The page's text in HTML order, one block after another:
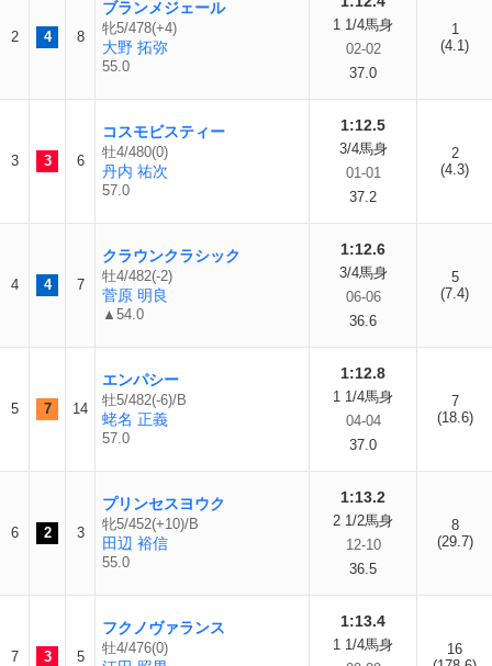
2 4 8
ブランメジェール
牝5/478(+4)
大野 拓弥
55.0
1 1/4馬身
02-02
37.0
1
(4.1)
3 3 6
コスモビスティー
牡4/480(0)
丹内 祐次
57.0
1:12.5
3/4馬身
01-01
37.2
2
(4.3)
4 4 7
クラウンクラシック
牡4/482(-2)
菅原 明良
▲54.0
1:12.6
3/4馬身
06-06
36.6
5
(7.4)
5 7 14
エンパシー
牡5/482(-6)/B
蛯名 正義
57.0
1:12.8
1 1/4馬身
04-04
37.0
7
(18.6)
6 2 3
プリンセスヨウク
牝5/452(+10)/B
田辺 裕信
55.0
1:13.2
2 1/2馬身
12-10
36.5
8
(29.7)
7 3 5
フクノヴァランス
牡4/476(0)
1:13.4
1 1/4馬身
16